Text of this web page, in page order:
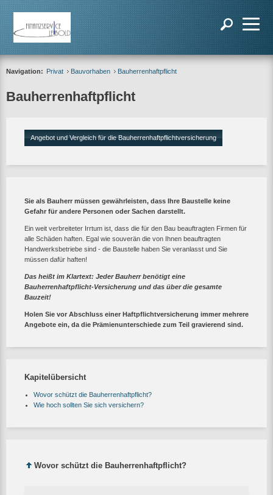
Navigation: Privat Bauvorhaben Bauherrenhaftpflicht
Bauherrenhaftpflicht
Angebot und Vergleich für die Bauherrenhaftpflichtversicherung
Sie als Bauherr müssen gewährleisten, dass Ihre Baustelle keine
Gefahr für andere Personen oder Sachen darstellt.
Ein weit verbreiteter Irrtum ist, dass die für den Bau beauftragten Firmen für
alle Schäden haften. Egal wie souverän die von Ihnen beauftragten
Handwerksbetriebe sind - die Baustelle haben Sie veranlasst und Sie
müssen dafür haften!
Das heißt im Klartext: Jeder Bauherr benötigt eine
Bauherrenhaftpflicht-Versicherung und das über die gesamte
Bauzeit!
Holen Sie vor Abschluss einer Haftpflichtversicherung immer mehrere
Angebote ein, da die Prämienunterschiede zum Teil gravierend sind.
Kapitelübersicht
Wovor schützt die Bauherrenhaftpflicht?
Wie hoch sollten Sie sich versichern?
Wovor schützt die Bauherrenhaftpflicht?